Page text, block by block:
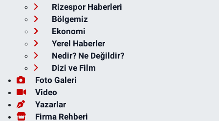
Rizespor Haberleri
Bölgemiz
Ekonomi
Yerel Haberler
Nedir? Ne Değildir?
Dizi ve Film
Foto Galeri
Video
Yazarlar
Firma Rehberi